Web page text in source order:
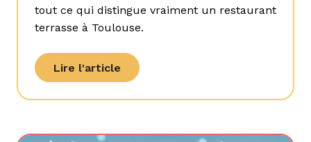
tout ce qui distingue vraiment un restaurant
terrasse à Toulouse.
Lire l'article